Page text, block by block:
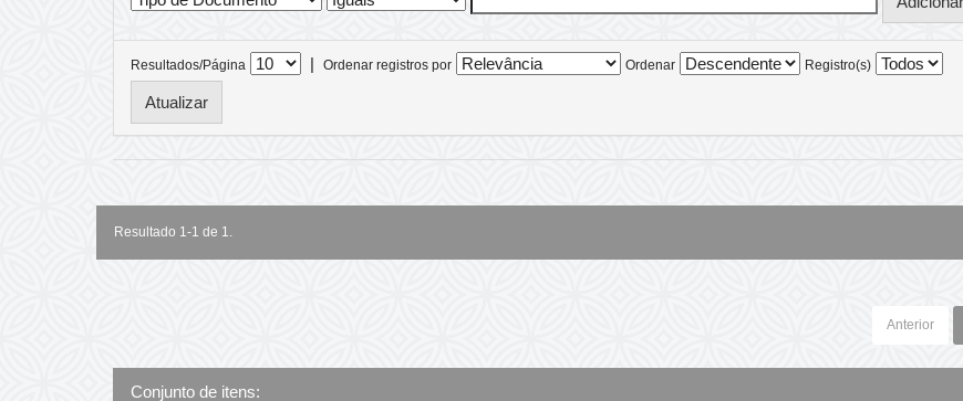
Resultados/Página | Ordenar registros por Ordenar Registro(s)
Resultado 1-1 de 1.
Anterior
Conjunto de itens: